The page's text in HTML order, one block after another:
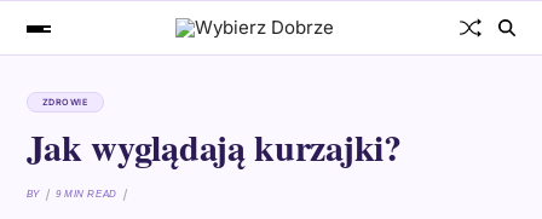
ZDROWIE
Jak wyglądają kurzajki?
BY 9 MIN READ